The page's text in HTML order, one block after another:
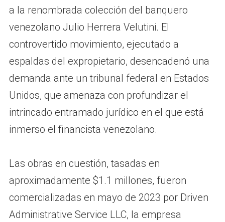
a la renombrada colección del banquero
venezolano Julio Herrera Velutini. El
controvertido movimiento, ejecutado a
espaldas del expropietario, desencadenó una
demanda ante un tribunal federal en Estados
Unidos, que amenaza con profundizar el
intrincado entramado jurídico en el que está
inmerso el financista venezolano.
Las obras en cuestión, tasadas en
aproximadamente $1.1 millones, fueron
comercializadas en mayo de 2023 por Driven
Administrative Service LLC, la empresa